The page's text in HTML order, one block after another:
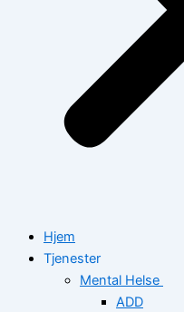
Hjem
Tjenester
Mental Helse
ADD